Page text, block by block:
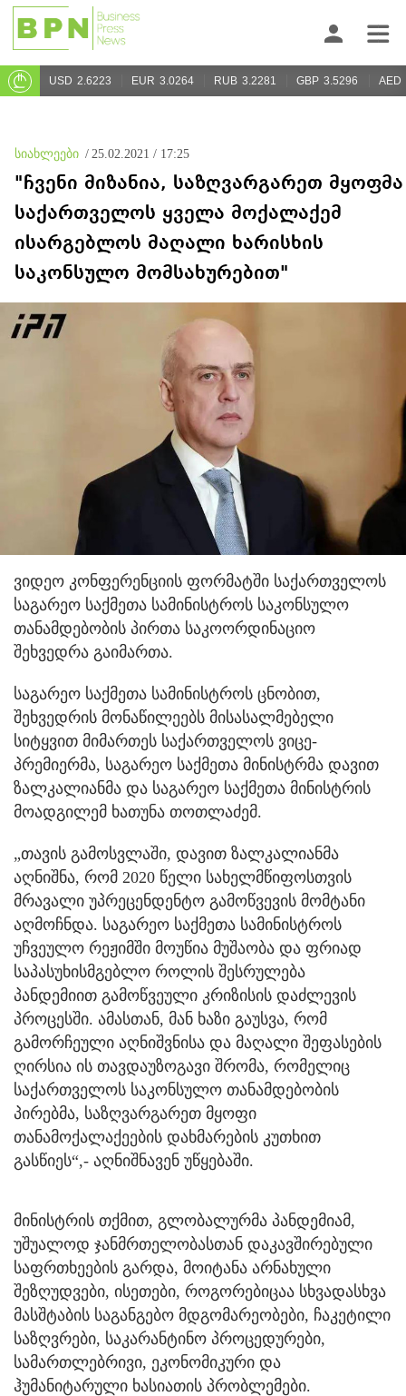
USD 2.6223 EUR 3.0264 RUB 3.2281 GBP 3.5296 AED
სიახლეები / 25.02.2021 / 17:25
"ჩვენი მიზანია, საზღვარგარეთ მყოფმა
საქართველოს ყველა მოქალაქემ
ისარგებლოს მაღალი ხარისხის
საკონსულო მომსახურებით"
ვიდეო კონფერენციის ფორმატში საქართველოს
საგარეო საქმეთა სამინისტროს საკონსულო
თანამდებობის პირთა საკოორდინაციო
შეხვედრა გაიმართა.
საგარეო საქმეთა სამინისტროს ცნობით,
შეხვედრის მონაწილეებს მისასალმებელი
სიტყვით მიმართეს საქართველოს ვიცე-
პრემიერმა, საგარეო საქმეთა მინისტრმა დავით
ზალკალიანმა და საგარეო საქმეთა მინისტრის
მოადგილემ ხათუნა თოთლაძემ.
„თავის გამოსვლაში, დავით ზალკალიანმა
აღნიშნა, რომ 2020 წელი სახელმწიფოსთვის
მრავალი უპრეცენდენტო გამოწვევის მომტანი
აღმოჩნდა. საგარეო საქმეთა სამინისტროს
უჩვეულო რეჟიმში მოუწია მუშაობა და ფრიად
საპასუხისმგებლო როლის შესრულება
პანდემიით გამოწვეული კრიზისის დაძლევის
პროცესში. ამასთან, მან ხაზი გაუსვა, რომ
გამორჩეული აღნიშვნისა და მაღალი შეფასების
ღირსია ის თავდაუზოგავი შრომა, რომელიც
საქართველოს საკონსულო თანამდებობის
პირებმა, საზღვარგარეთ მყოფი
თანამოქალაქეების დახმარების კუთხით
გასწიეს“,- აღნიშნავენ უწყებაში.
მინისტრის თქმით, გლობალურმა პანდემიამ,
უშუალოდ ჯანმრთელობასთან დაკავშირებული
საფრთხეების გარდა, მოიტანა არნახული
შეზღუდვები, ისეთები, როგორებიცაა სხვადასხვა
მასშტაბის საგანგებო მდგომარეობები, ჩაკეტილი
საზღვრები, საკარანტინო პროცედურები,
სამართლებრივი, ეკონომიკური და
ჰუმანიტარული ხასიათის პრობლემები.